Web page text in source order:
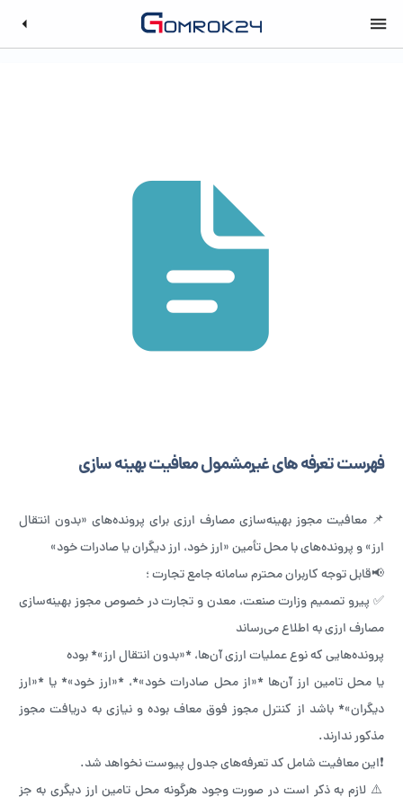
فهرست تعرفه های غیرمشمول معافیت بهینه سازی
📌 معافیت مجوز بهینه‌سازی مصارف ارزی برای پرونده‌های «بدون انتقال
ارز» و پرونده‌های با محل‌ تأمین «ارز خود، ارز دیگران یا صادرات خود»
📢قابل توجه کاربران محترم سامانه جامع تجارت ؛
✅ پیرو تصمیم وزارت صنعت، معدن و تجارت در خصوص مجوز بهینه‌سازی
مصارف ارزی به اطلاع می‌رساند
پرونده‌هایی که نوع عملیات ارزی آن‌ها، *«بدون انتقال ارز»* بوده
یا محل تامین ارز آن‌ها *«از محل صادرات خود»*، *«ارز خود»* یا *«ارز
دیگران»* باشد از کنترل مجوز فوق معاف بوده و نیازی به دریافت مجوز
مذکور ندارند.
❗️این معافیت شامل کد تعرفه‌های جدول پیوست نخواهد شد.
⚠️ لازم به ذکر است در صورت وجود هرگونه محل تامین ارز دیگری به جز